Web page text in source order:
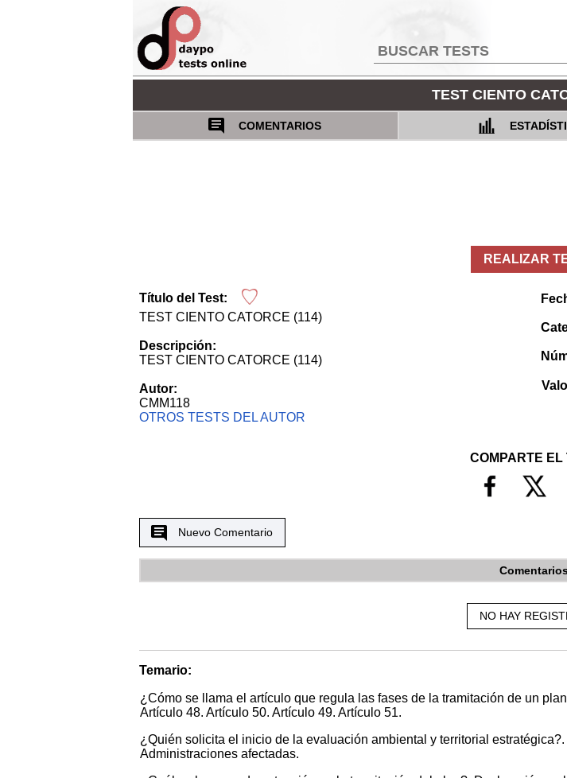
TEST CIENTO
COMENTARIOS
REALIZAR
Título del Test:
TEST CIENTO CATORCE (114)
Descripción:
TEST CIENTO CATORCE (114)
Autor:
CMM118
OTROS TESTS DEL AUTOR
COMPARTE EL
Nuevo Comentario
Comentarios
NO HAY
Temario:
¿Cómo se llama el artículo que regula las fases de la tramitación de un
Artículo 48. Artículo 50. Artículo 49. Artículo 51.
¿Quién solicita el inicio de la evaluación ambiental y territorial
Administraciones afectadas.